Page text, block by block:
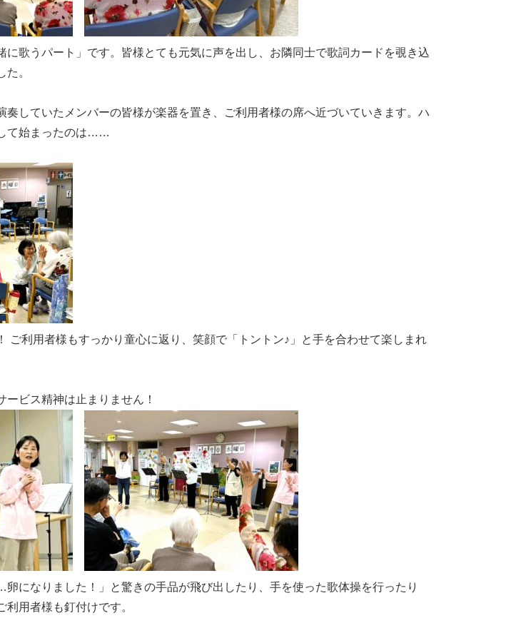
に歌うパート」です。皆様とても元気に声を出し、お隣同士で歌詞カードを覗き込
。
奏していたメンバーの皆様が楽器を置き、ご利用者様の席へ近づいていきます。ハ
て始まったのは……
ご利用者様もすっかり童心に返り、笑顔で「トントン♪」と手を合わせて楽しまれ
ービス精神は止まりません！
になりました！」と驚きの手品が飛び出したり、手を使った歌体操を行ったり
用者様も釘付けです。